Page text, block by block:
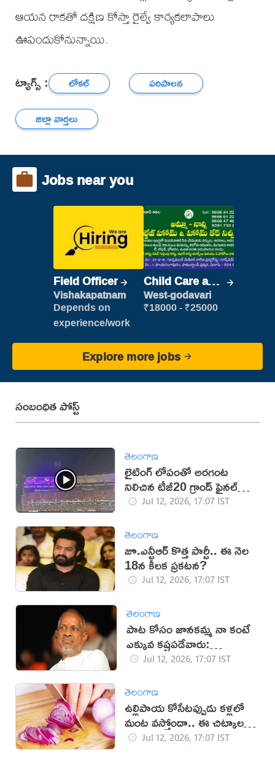
ఆయన రాకతో దక్షిణ కోస్తా రైల్వే కార్యకలాపాలు
ఊపందుకోనున్నాయి.
ట్యాగ్స్ : లోకల్
పరిపాలన
జిల్లా వార్తలు
Jobs near you
Field Officer
Vishakapatnam
Depends on
experience/work
Child Care and
Patient care
West-godavari
₹18000 - ₹25000
Explore more jobs
సంబంధిత పోస్ట్
తెలంగాణ
లైటింగ్ లోపంతో అరగంట
నిలిచిన టీజీ20 గ్రాండ్ ఫైనల్
(వీడియో)
Jul 12, 2026, 17:07 IST
తెలంగాణ
జూ.ఎన్టీఆర్ కొత్త పార్టీ.. ఈ నెల
18న కీలక ప్రకటన?
Jul 12, 2026, 17:07 IST
తెలంగాణ
పాట కోసం జానకమ్మ నా కంటే
ఎక్కువ కష్టపడేవారు:
ఇళయరాజా
Jul 12, 2026, 17:07 IST
తెలంగాణ
ఉల్లిపాయ కోసేటప్పుడు కళ్లలో
మంట వస్తోందా.. ఈ చిట్కాలతో
చెక్!Jul 12, 2026, 17:07 IST